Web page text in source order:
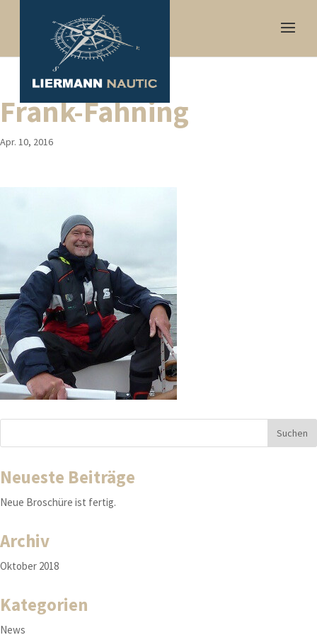
Frank-Fahning
Apr. 10, 2016
Neueste Beiträge
Neue Broschüre ist fertig.
Archiv
Oktober 2018
Kategorien
News